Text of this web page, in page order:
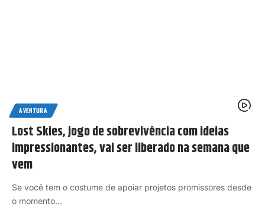
AVENTURA
Lost Skies, jogo de sobrevivência com ideias
impressionantes, vai ser liberado na semana que
vem
Se você tem o costume de apoiar projetos promissores desde
o momento…